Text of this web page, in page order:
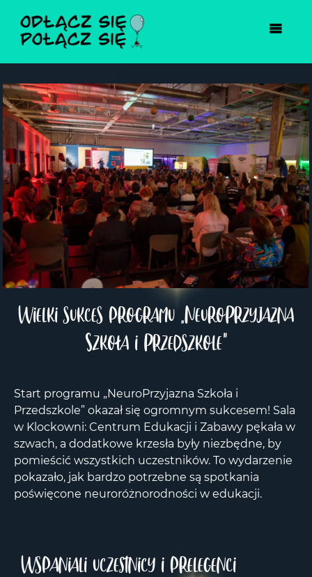
Wielki sukces programu „NeuroPrzyjazna
Szkoła i Przedszkole”
Start programu „NeuroPrzyjazna Szkoła i
Przedszkole” okazał się ogromnym sukcesem! Sala
w Klockowni: Centrum Edukacji i Zabawy pękała w
szwach, a dodatkowe krzesła były niezbędne, by
pomieścić wszystkich uczestników. To wydarzenie
pokazało, jak bardzo potrzebne są spotkania
poświęcone neuroróżnorodności w edukacji.
Wspaniali uczestnicy i prelegenci